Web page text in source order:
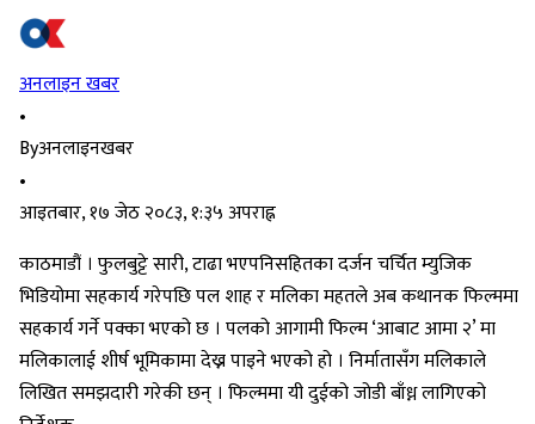
अनलाइन खबर
•
Byअनलाइनखबर
•
आइतबार, १७ जेठ २०८३, १:३५ अपराह्न
काठमाडौं । फुलबुट्टे सारी, टाढा भएपनिसहितका दर्जन चर्चित म्युजिक
भिडियोमा सहकार्य गरेपछि पल शाह र मलिका महतले अब कथानक फिल्ममा
सहकार्य गर्ने पक्का भएको छ । पलको आगामी फिल्म ‘आबाट आमा २’ मा
मलिकालाई शीर्ष भूमिकामा देख्न पाइने भएको हो । निर्मातासँग मलिकाले
लिखित समझदारी गरेकी छन् । फिल्ममा यी दुईको जोडी बाँध्न लागिएको